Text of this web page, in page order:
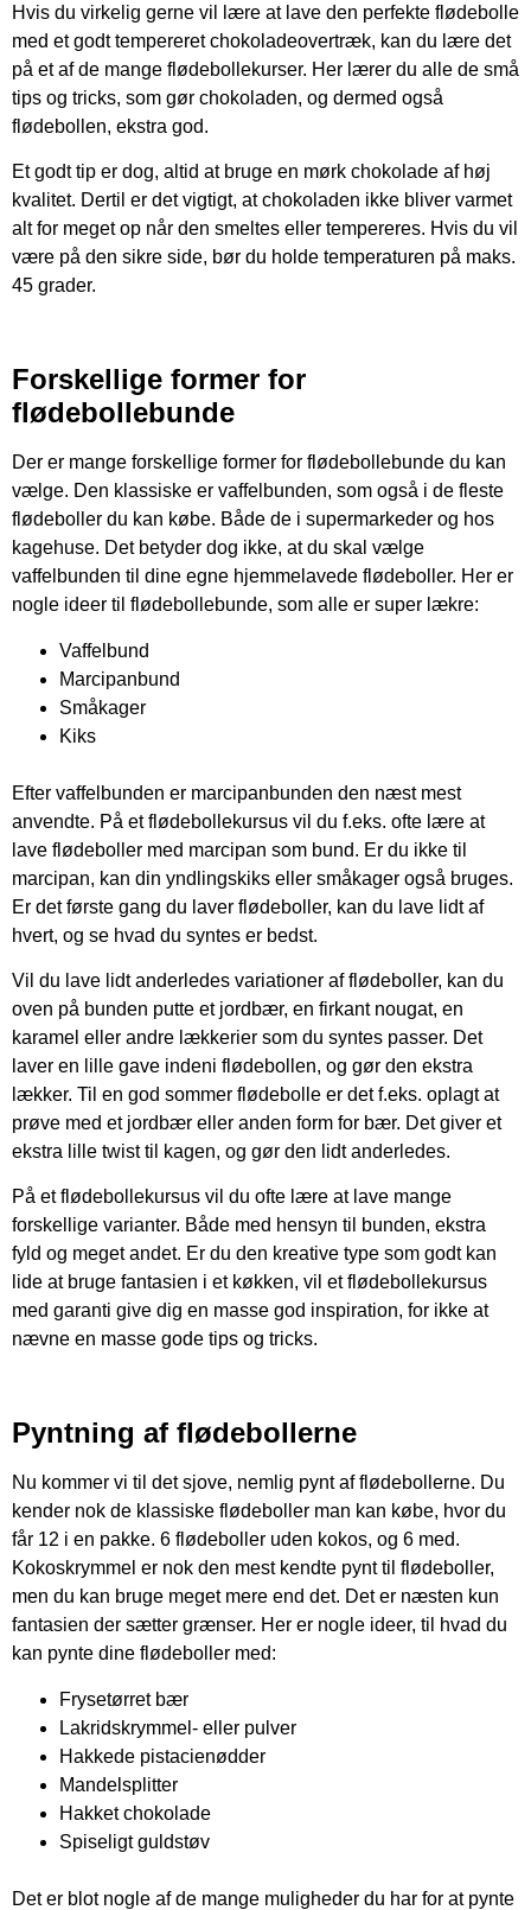
Hvis du virkelig gerne vil lære at lave den perfekte flødebolle
med et godt tempereret chokoladeovertræk, kan du lære det
på et af de mange flødebollekurser. Her lærer du alle de små
tips og tricks, som gør chokoladen, og dermed også
flødebollen, ekstra god.
Et godt tip er dog, altid at bruge en mørk chokolade af høj
kvalitet. Dertil er det vigtigt, at chokoladen ikke bliver varmet
alt for meget op når den smeltes eller tempereres. Hvis du vil
være på den sikre side, bør du holde temperaturen på maks.
45 grader.
Forskellige former for
flødebollebunde
Der er mange forskellige former for flødebollebunde du kan
vælge. Den klassiske er vaffelbunden, som også i de fleste
flødeboller du kan købe. Både de i supermarkeder og hos
kagehuse. Det betyder dog ikke, at du skal vælge
vaffelbunden til dine egne hjemmelavede flødeboller. Her er
nogle ideer til flødebollebunde, som alle er super lækre:
Vaffelbund
Marcipanbund
Småkager
Kiks
Efter vaffelbunden er marcipanbunden den næst mest
anvendte. På et flødebollekursus vil du f.eks. ofte lære at
lave flødeboller med marcipan som bund. Er du ikke til
marcipan, kan din yndlingskiks eller småkager også bruges.
Er det første gang du laver flødeboller, kan du lave lidt af
hvert, og se hvad du syntes er bedst.
Vil du lave lidt anderledes variationer af flødeboller, kan du
oven på bunden putte et jordbær, en firkant nougat, en
karamel eller andre lækkerier som du syntes passer. Det
laver en lille gave indeni flødebollen, og gør den ekstra
lækker. Til en god sommer flødebolle er det f.eks. oplagt at
prøve med et jordbær eller anden form for bær. Det giver et
ekstra lille twist til kagen, og gør den lidt anderledes.
På et flødebollekursus vil du ofte lære at lave mange
forskellige varianter. Både med hensyn til bunden, ekstra
fyld og meget andet. Er du den kreative type som godt kan
lide at bruge fantasien i et køkken, vil et flødebollekursus
med garanti give dig en masse god inspiration, for ikke at
nævne en masse gode tips og tricks.
Pyntning af flødebollerne
Nu kommer vi til det sjove, nemlig pynt af flødebollerne. Du
kender nok de klassiske flødeboller man kan købe, hvor du
får 12 i en pakke. 6 flødeboller uden kokos, og 6 med.
Kokoskrymmel er nok den mest kendte pynt til flødeboller,
men du kan bruge meget mere end det. Det er næsten kun
fantasien der sætter grænser. Her er nogle ideer, til hvad du
kan pynte dine flødeboller med:
Frysetørret bær
Lakridskrymmel- eller pulver
Hakkede pistacienødder
Mandelsplitter
Hakket chokolade
Spiseligt guldstøv
Det er blot nogle af de mange muligheder du har for at pynte